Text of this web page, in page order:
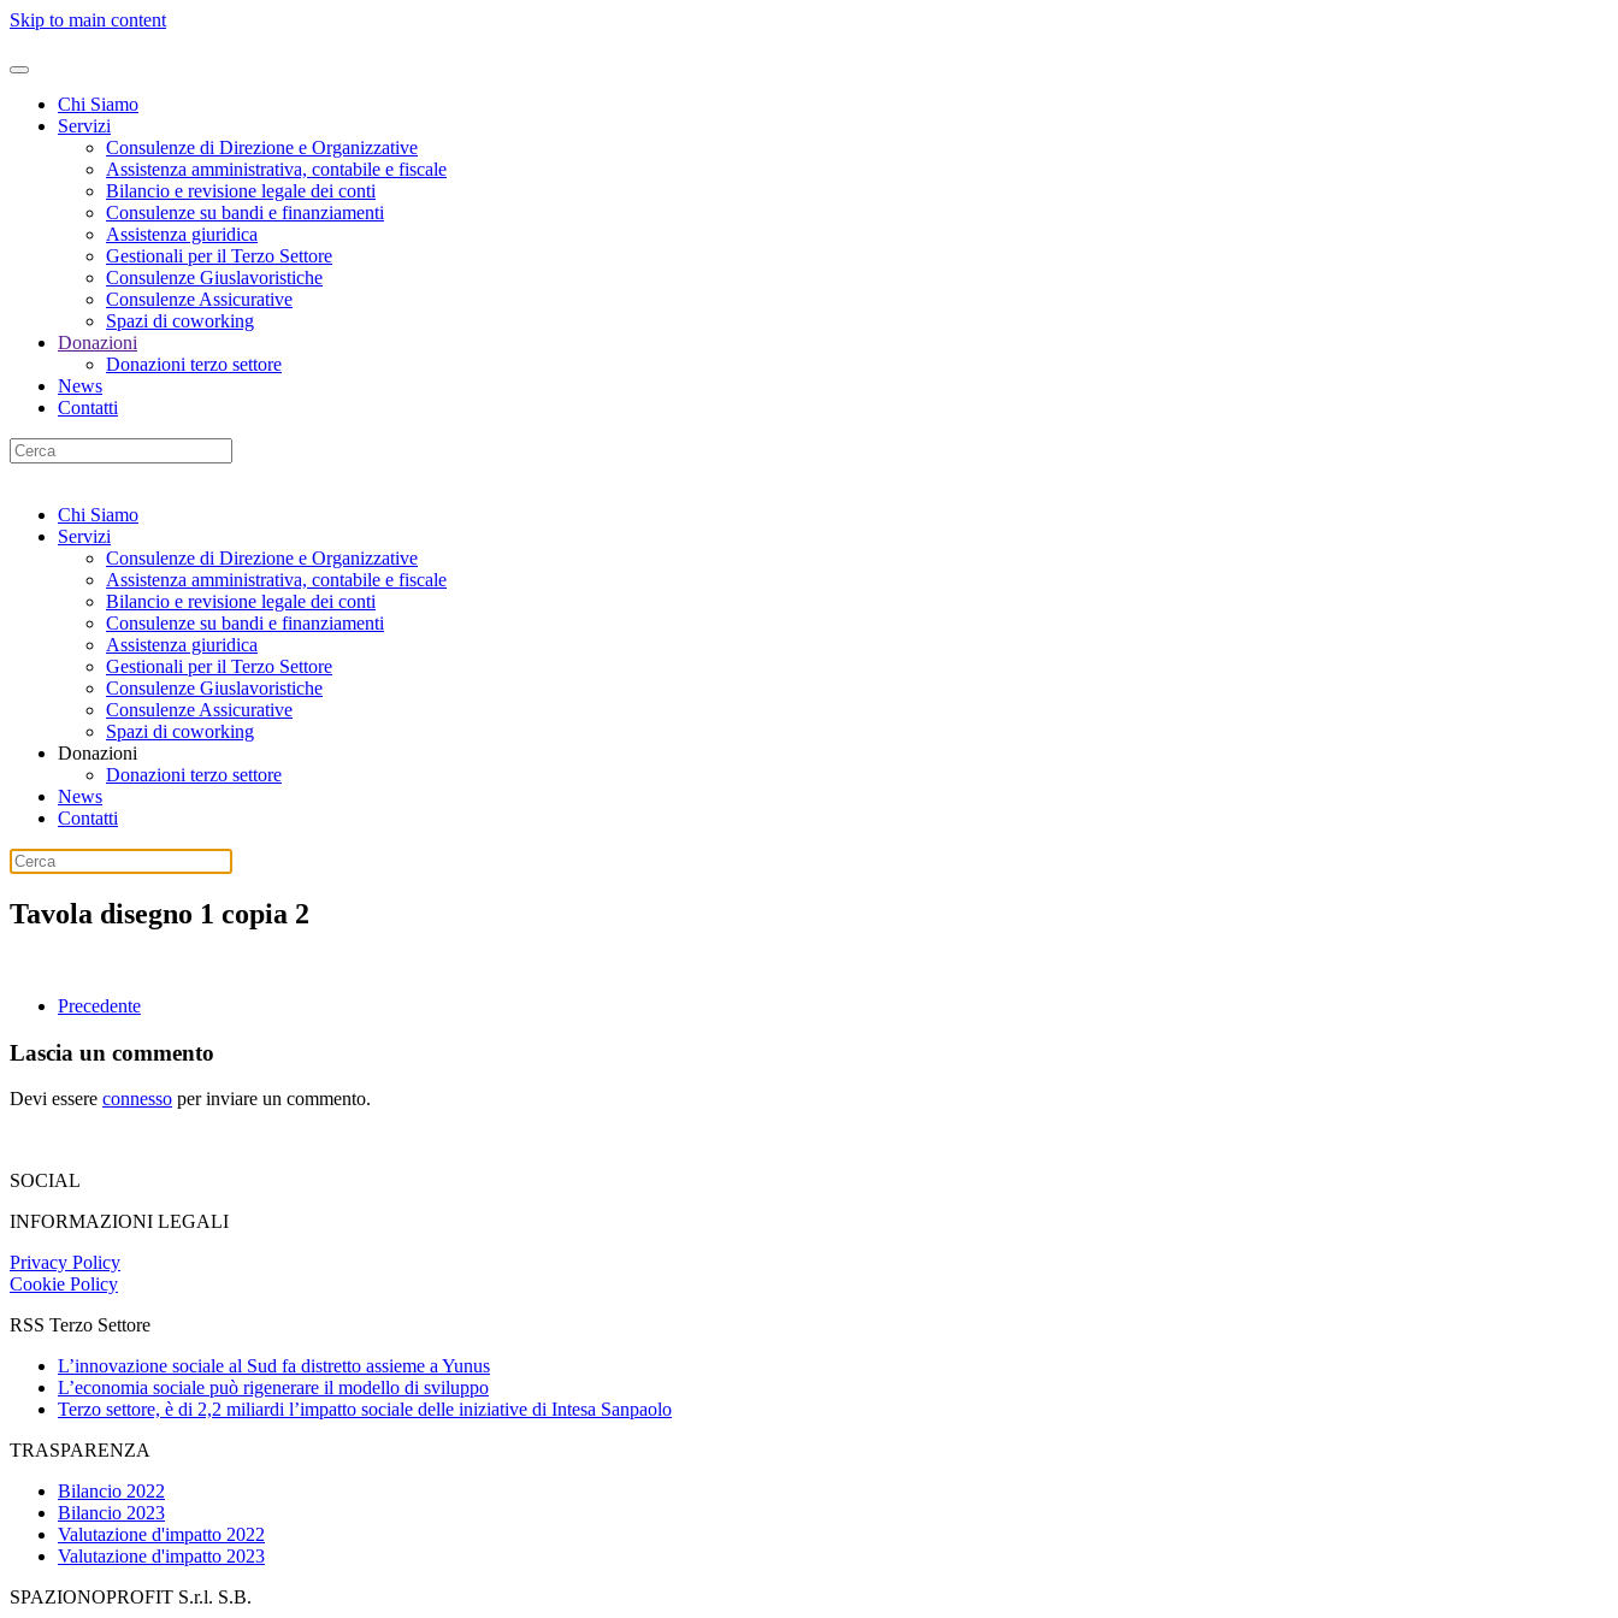
Skip to main content
Chi Siamo
Servizi
Consulenze di Direzione e Organizzative
Assistenza amministrativa, contabile e fiscale
Bilancio e revisione legale dei conti
Consulenze su bandi e finanziamenti
Assistenza giuridica
Gestionali per il Terzo Settore
Consulenze Giuslavoristiche
Consulenze Assicurative
Spazi di coworking
Donazioni
Donazioni terzo settore
News
Contatti
Chi Siamo
Servizi
Consulenze di Direzione e Organizzative
Assistenza amministrativa, contabile e fiscale
Bilancio e revisione legale dei conti
Consulenze su bandi e finanziamenti
Assistenza giuridica
Gestionali per il Terzo Settore
Consulenze Giuslavoristiche
Consulenze Assicurative
Spazi di coworking
Donazioni
Donazioni terzo settore
News
Contatti
Tavola disegno 1 copia 2
Precedente
Lascia un commento
Devi essere connesso per inviare un commento.
SOCIAL
INFORMAZIONI LEGALI
Privacy Policy
Cookie Policy
RSS Terzo Settore
L’innovazione sociale al Sud fa distretto assieme a Yunus
L’economia sociale può rigenerare il modello di sviluppo
Terzo settore, è di 2,2 miliardi l’impatto sociale delle iniziative di Intesa Sanpaolo
TRASPARENZA
Bilancio 2022
Bilancio 2023
Valutazione d'impatto 2022
Valutazione d'impatto 2023
SPAZIONOPROFIT S.r.l. S.B.